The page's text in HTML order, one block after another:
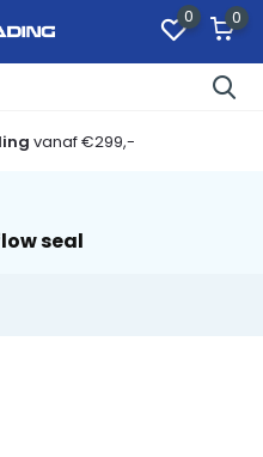
0 0
vanaf €299,-
seal